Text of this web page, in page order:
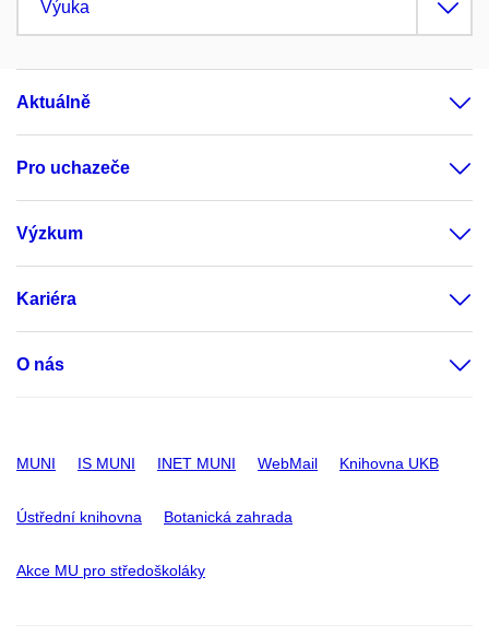
Výuka
Aktuálně
Pro uchazeče
Výzkum
Kariéra
O nás
MUNI IS MUNI INET MUNI WebMail Knihovna UKB
Ústřední knihovna Botanická zahrada
Akce MU pro středoškoláky